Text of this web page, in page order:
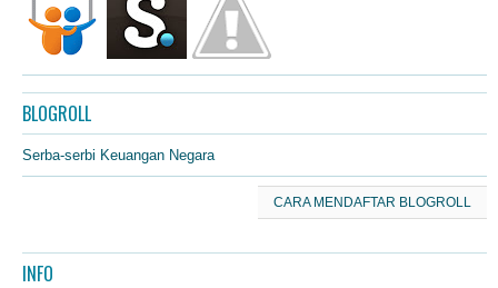
BLOGROLL
Serba-serbi Keuangan Negara
CARA MENDAFTAR BLOGROLL
INFO